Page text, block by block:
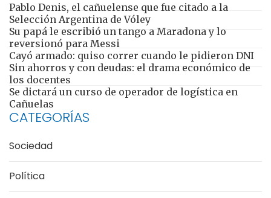
Pablo Denis, el cañuelense que fue citado a la
Selección Argentina de Vóley
Su papá le escribió un tango a Maradona y lo
reversionó para Messi
Cayó armado: quiso correr cuando le pidieron DNI
Sin ahorros y con deudas: el drama económico de
los docentes
Se dictará un curso de operador de logística en
Cañuelas
CATEGORÍAS
Sociedad
Política